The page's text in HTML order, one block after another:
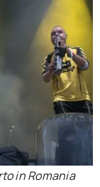
in Romania